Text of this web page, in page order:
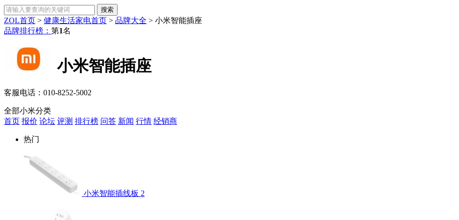
ZOL首页 > 健康生活家电首页 > 品牌大全 > 小米智能插座
品牌排行榜： 第1名
小米智能插座
客服电话： 010-8252-5002
全部小米分类
首页 报价 论坛 评测 排行榜 问答 新闻 行情 经销商
热门
小米智能插线板 2